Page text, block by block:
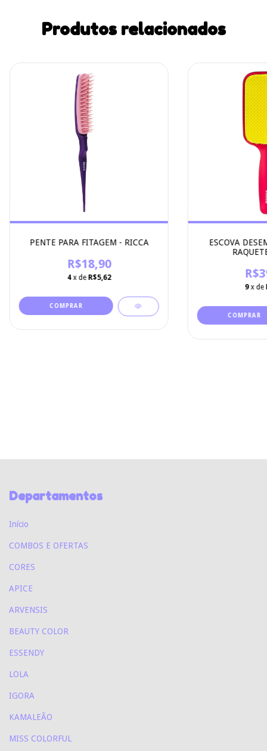
Produtos relacionados
PENTE PARA FITAGEM - RICCA
R$18,90
4 x de R$5,62
ESCOVA
9 x de
Departamentos
Início
COMBOS E OFERTAS
CORES
APICE
ARVENSIS
BEAUTY COLOR
ESSENDY
LOLA
IGORA
KAMALEÃO
MISS COLORFUL